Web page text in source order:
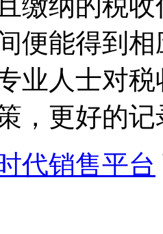
缴纳的税
便能得到
业人士对
，更好的
代销售平台